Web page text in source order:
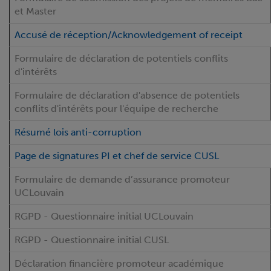
et Master
Accusé de réception/Acknowledgement of receipt
Formulaire de déclaration de potentiels conflits
d'intérêts
Formulaire de déclaration d'absence de potentiels
conflits d'intérêts pour l'équipe de recherche
Résumé lois anti-corruption
Page de signatures PI et chef de service CUSL
Formulaire de demande d’assurance promoteur
UCLouvain
RGPD - Questionnaire initial UCLouvain
RGPD - Questionnaire initial CUSL
Déclaration financière promoteur académique